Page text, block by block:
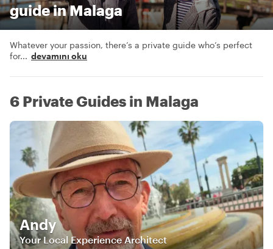
guide in Malaga
Whatever your passion, there’s a private guide who’s perfect
for... devamını oku
6 Private Guides in Malaga
Andy
Your Local Experience Architect